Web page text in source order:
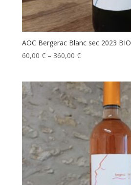
AOC Bergerac Blanc sec 2023 BIO
60,00 €– 360,00 €